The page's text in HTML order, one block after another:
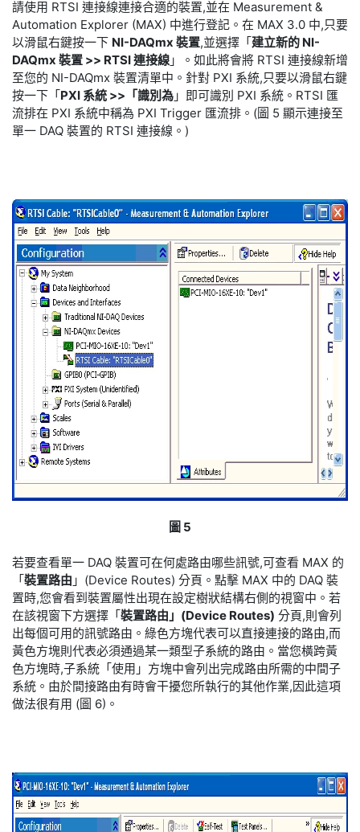
請使用 RTSI 連接線連接合適的裝置,並在 Measurement &
Automation Explorer (MAX) 中進行登記。在 MAX 3.0 中,只要
以滑鼠右鍵按一下 NI-DAQmx 裝置,並選擇「建立新的 NI-
DAQmx 裝置 >> RTSI 連接線 」。如此將會將 RTSI 連接線新增
至您的 NI-DAQmx 裝置清單中。針對 PXI 系統,只要以滑鼠右鍵
按一下「PXI 系統 >>「識別為 」即可識別 PXI 系統。RTSI 匯
流排在 PXI 系統中稱為 PXI Trigger 匯流排。(圖 5 顯示連接至
單一 DAQ 裝置的 RTSI 連接線。)
圖 5
若要查看單一 DAQ 裝置可在何處路由哪些訊號,可查看 MAX 的
「裝置路由 」(Device Routes) 分頁。點擊 MAX 中的 DAQ 裝
置時,您會看到裝置屬性出現在設定樹狀結構右側的視窗中。若
在該視窗下方選擇「裝置路由」(Device Routes) 分頁,則會列
出每個可用的訊號路由。綠色方塊代表可以直接連接的路由,而
黃色方塊則代表必須通過某一類型子系統的路由。當您橫跨黃
色方塊時,子系統「使用」方塊中會列出完成路由所需的中間子
系統。由於間接路由有時會干擾您所執行的其他作業,因此這項
做法很有用 (圖 6)。